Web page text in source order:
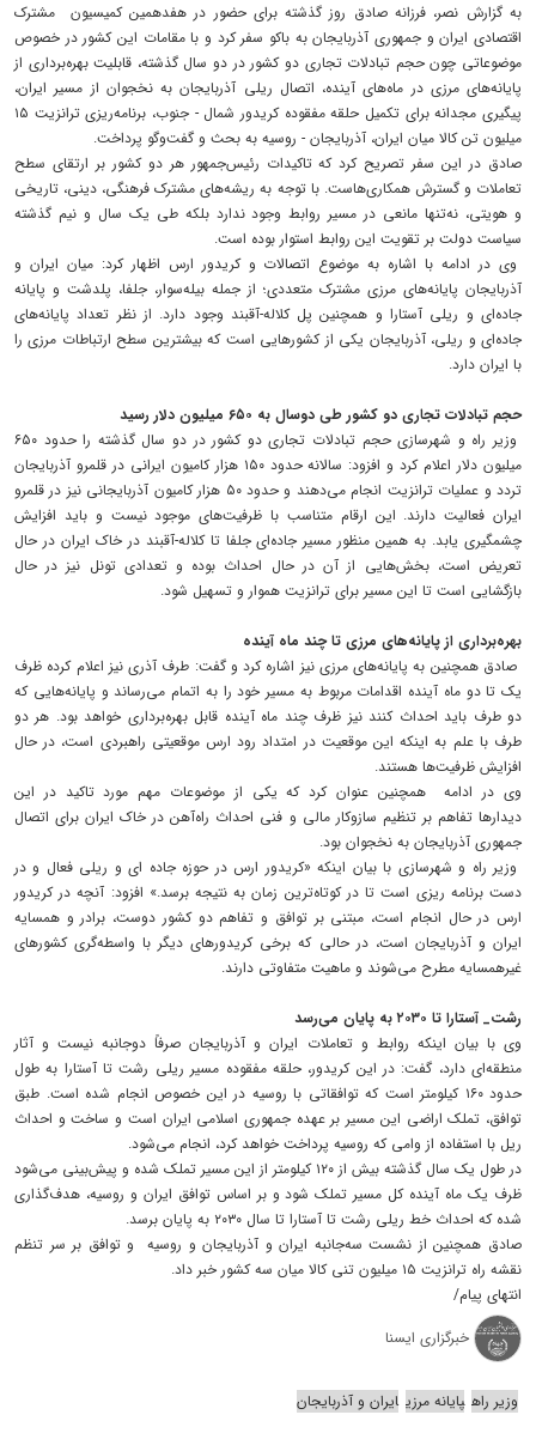
به گزارش نصر، فرزانه صادق روز گذشته برای حضور در هفدهمین کمیسیون مشترک
اقتصادی ایران و جمهوری آذربایجان به باکو سفر کرد و با مقامات این کشور در خصوص
موضوعاتی چون حجم تبادلات تجاری دو کشور در دو سال گذشته، قابلیت بهره‌برداری از
پایانه‌های مرزی در ماه‌های آینده، اتصال ریلی آذربایجان به نخجوان از مسیر ایران،
پیگیری مجدانه برای تکمیل حلقه مفقوده کریدور شمال - جنوب، برنامه‌ریزی ترانزیت ۱۵
میلیون تن کالا میان ایران، آذربایجان - روسیه به بحث و گفت‌وگو پرداخت.
صادق در این سفر تصریح کرد که تاکیدات رئیس‌جمهور هر دو کشور بر ارتقای سطح
تعاملات و گسترش همکاری‌هاست. با توجه به ریشه‌های مشترک فرهنگی، دینی، تاریخی
و هویتی، نه‌تنها مانعی در مسیر روابط وجود ندارد بلکه طی یک سال و نیم گذشته
سیاست دولت بر تقویت این روابط استوار بوده است.
وی در ادامه با اشاره به موضوع اتصالات و کریدور ارس اظهار کرد: میان ایران و
آذربایجان پایانه‌های مرزی مشترک متعددی؛ از جمله بیله‌سوار، جلفا، پلدشت و پایانه
جاده‌ای و ریلی آستارا و همچنین پل کلاله-آقبند وجود دارد. از نظر تعداد پایانه‌های
جاده‌ای و ریلی، آذربایجان یکی از کشورهایی است که بیشترین سطح ارتباطات مرزی را
با ایران دارد.
حجم تبادلات تجاری دو کشور طی دوسال به ۶۵۰ میلیون دلار رسید
وزیر راه و شهرسازی حجم تبادلات تجاری دو کشور در دو سال گذشته را حدود ۶۵۰
میلیون دلار اعلام کرد و افزود: سالانه حدود ۱۵۰ هزار کامیون ایرانی در قلمرو آذربایجان
تردد و عملیات ترانزیت انجام می‌دهند و حدود ۵۰ هزار کامیون آذربایجانی نیز در قلمرو
ایران فعالیت دارند. این ارقام متناسب با ظرفیت‌های موجود نیست و باید افزایش
چشمگیری یابد. به همین منظور مسیر جاده‌ای جلفا تا کلاله-آقبند در خاک ایران در حال
تعریض است، بخش‌هایی از آن در حال احداث بوده و تعدادی تونل نیز در حال
بازگشایی است تا این مسیر برای ترانزیت هموار و تسهیل شود.
بهره‌برداری از پایانه‌های مرزی تا چند ماه آینده
صادق همچنین به پایانه‌های مرزی نیز اشاره کرد و گفت: طرف آذری نیز اعلام کرده ظرف
یک تا دو ماه آینده اقدامات مربوط به مسیر خود را به اتمام می‌رساند و پایانه‌هایی که
دو طرف باید احداث کنند نیز ظرف چند ماه آینده قابل بهره‌برداری خواهد بود. هر دو
طرف با علم به اینکه این موقعیت در امتداد رود ارس موقعیتی راهبردی است، در حال
افزایش ظرفیت‌ها هستند.
وی در ادامه همچنین عنوان کرد که یکی از موضوعات مهم مورد تاکید در این
دیدارها تفاهم بر تنظیم سازوکار مالی و فنی احداث راه‌آهن در خاک ایران برای اتصال
جمهوری آذربایجان به نخجوان بود.
وزیر راه و شهرسازی با بیان اینکه «کریدور ارس در حوزه جاده ای و ریلی فعال و در
دست برنامه ریزی است تا در کوتاه‌ترین زمان به نتیجه برسد.» افزود: آنچه در کریدور
ارس در حال انجام است، مبتنی بر توافق و تفاهم دو کشور دوست، برادر و همسایه
ایران و آذربایجان است، در حالی که برخی کریدورهای دیگر با واسطه‌گری کشورهای
غیرهمسایه مطرح می‌شوند و ماهیت متفاوتی دارند.
رشت_ آستارا تا ۲۰۳۰ به پایان می‌رسد
وی با بیان اینکه روابط و تعاملات ایران و آذربایجان صرفاً دوجانبه نیست و آثار
منطقه‌ای دارد، گفت: در این کریدور، حلقه مفقوده مسیر ریلی رشت تا آستارا به طول
حدود ۱۶۰ کیلومتر است که توافقاتی با روسیه در این خصوص انجام شده است. طبق
توافق، تملک اراضی این مسیر بر عهده جمهوری اسلامی ایران است و ساخت و احداث
ریل با استفاده از وامی که روسیه پرداخت خواهد کرد، انجام می‌شود.
در طول یک سال گذشته بیش از ۱۲۰ کیلومتر از این مسیر تملک شده و پیش‌بینی می‌شود
ظرف یک ماه آینده کل مسیر تملک شود و بر اساس توافق ایران و روسیه، هدف‌گذاری
شده که احداث خط ریلی رشت تا آستارا تا سال ۲۰۳۰ به پایان برسد.
صادق همچنین از نشست سه‌جانبه ایران و آذربایجان و روسیه و توافق بر سر تنظم
نقشه راه ترانزیت ۱۵ میلیون تنی کالا میان سه کشور خبر داد.
انتهای پیام/
خبرگزاری ایسنا
وزیر راه پایانه مرزی ایران و آذربایجان